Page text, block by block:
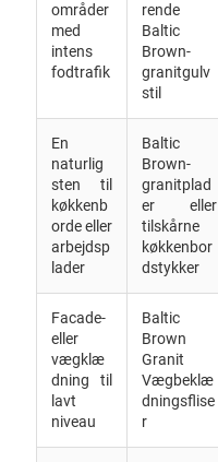
områder
med
intens
fodtrafik
rende
Baltic
Brown-
granitgulv
stil
En
naturlig
sten til
køkkenb
orde eller
arbejdsp
lader
Baltic
Brown-
granitplad
er eller
tilskårne
køkkenbor
dstykker
Facade-
eller
vægklæ
dning til
lavt
niveau
Baltic
Brown
Granit
Vægbeklæ
dningsflise
r